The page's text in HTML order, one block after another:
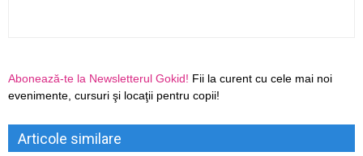
Abonează-te la Newsletterul Gokid! Fii la curent cu cele mai noi
evenimente, cursuri şi locaţii pentru copii!
Articole similare